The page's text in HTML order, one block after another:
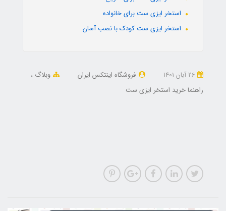
استخر ایزی ست برای خانواده
استخر ایزی ست کودک با نصب آسان
فروشگاه اینتکس ایران
وبلاگ
راهنما خرید استخر ایزی ست